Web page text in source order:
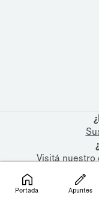
Visitá nuestro
Portada Apuntes